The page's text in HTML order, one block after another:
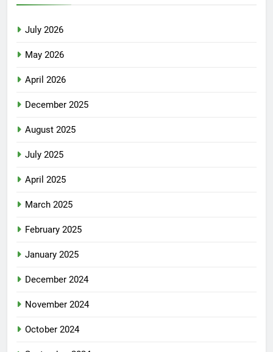
July 2026
May 2026
April 2026
December 2025
August 2025
July 2025
April 2025
March 2025
February 2025
January 2025
December 2024
November 2024
October 2024